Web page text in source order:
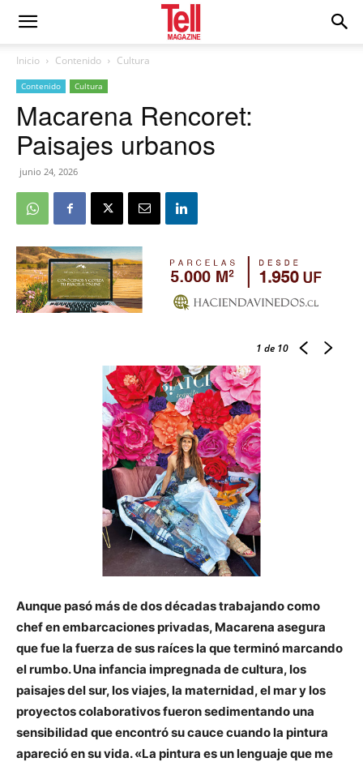
Inicio Contenido Cultura
Contenido Cultura
Macarena Rencoret:
Paisajes urbanos
junio 24, 2026
1 de 10
Aunque pasó más de dos décadas trabajando como
chef en embarcaciones privadas, Macarena asegura
que fue la fuerza de sus raíces la que terminó marcando
el rumbo. Una infancia impregnada de cultura, los
paisajes del sur, los viajes, la maternidad, el mar y los
proyectos colaborativos fueron sedimentando una
sensibilidad que encontró su cauce cuando la pintura
apareció en su vida. «La pintura es un lenguaje que me